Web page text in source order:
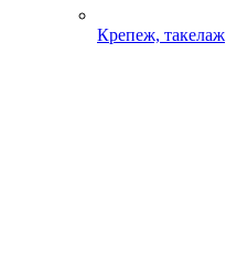
Крепеж, такелаж